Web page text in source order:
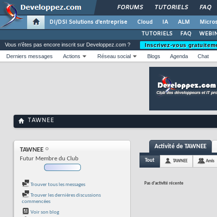
FORUMS TUTORIELS FAQ
DI/DSI Solutions d'entreprise Cloud IA ALM
TUTORIELS
FAQ
Vous n'êtes pas encore inscrit sur Developpez.com ?
Inscrivez-vous
Derniers messages
Actions Réseau social Blogs Agenda Chat
TAWNEE
TAWNEE
Futur Membre du Club
Trouver tous les messages
Trouver les dernières discussions
commencées
Voir son blog
Activité de TAWNEE
Tout TAWNEE Amis
Pas d'activité récente